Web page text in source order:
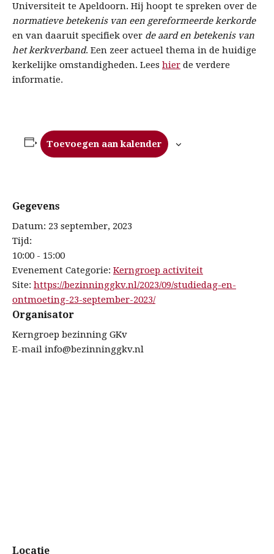
Universiteit te Apeldoorn. Hij hoopt te spreken over de
normatieve betekenis van een gereformeerde kerkorde
en van daaruit specifiek over de aard en betekenis van
het kerkverband. Een zeer actueel thema in de huidige
kerkelijke omstandigheden. Lees hier de verdere
informatie.
Toevoegen aan kalender
Gegevens
Datum: 23 september, 2023
Tijd:
10:00 - 15:00
Evenement Categorie: Kerngroep activiteit
Site: https://bezinninggkv.nl/2023/09/studiedag-en-
ontmoeting-23-september-2023/
Organisator
Kerngroep bezinning GKv
E-mail info@bezinninggkv.nl
Locatie